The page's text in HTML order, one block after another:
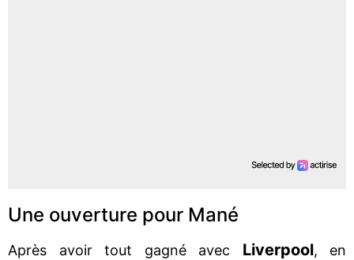
Une ouverture pour Mané
Après avoir tout gagné avec Liverpool, en